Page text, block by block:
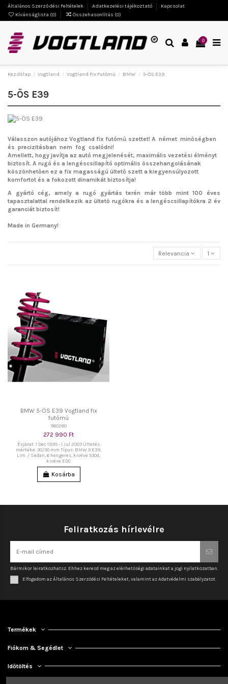
Általános Szerződési Feltételek Adatkezelési tájékoztató
Kapcsolat
Kívánságlista (0) Összehasonlítás (0)
0
Kezdőlap Vogtland Vogtland Fix Futómű BMW 5-ÖS E39
5-ÖS E39
Válasszon autójához Vogtland fix futómű szettet! A német minőségben
és precizitásban nem fog csalódni!
Amellett, hogy javítja az autó megjelenését, maximális vezetési élményt
biztosít. A rugó és a lengéscsillapító optimális összehangolásának
köszönhetően ez a fix magasságú ültető szett a kiegyensúlyozott
komfortot és a fokozott dinamikát biztosítja!
A gyártó cég, amely a rugó gyártás terén már több mint 100 éves
tapasztalattal rendelkezik az ültető rugókra és a lengéscsillapítókra 2 év
garanciát biztosít!
Made in Germany!
Relevancia 1
BMW 5-ÖS E39 Vogtland fix
futómű
960260
272 990 Ft
Évjárat: 1 Dec 1995 - 1 Jul 2003 Ültetés
mértéke: 30/30 mm Típus: BMW 5 E39,
Lim. / Sedan, 6 hengeres, kivéve 530d,
kivéve EDC
Kosárba
Feliratkozás hírlevélre
Bármikor leiratkozhatsz. Ehhez keresd meg az elérhetőségi adatainkat a jogi nyilatkozatban.
Elfogadom az Általános Szerződési Feltételeket, valamint az Adatvédelmi szabályzatot.
Termékek
Fiókom & Segédlet
Időtöltés